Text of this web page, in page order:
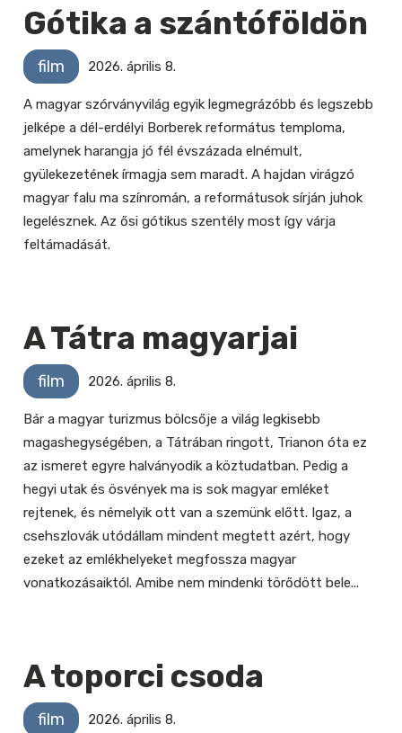
Gótika a szántóföldön
film 2026. április 8.
A magyar szórványvilág egyik legmegrázóbb és legszebb
jelképe a dél-erdélyi Borberek református temploma,
amelynek harangja jó fél évszázada elnémult,
gyülekezetének írmagja sem maradt. A hajdan virágzó
magyar falu ma színromán, a reformátusok sírján juhok
legelésznek. Az ősi gótikus szentély most így várja
feltámadását.
A Tátra magyarjai
film 2026. április 8.
Bár a magyar turizmus bölcsője a világ legkisebb
magashegységében, a Tátrában ringott, Trianon óta ez
az ismeret egyre halványodik a köztudatban. Pedig a
hegyi utak és ösvények ma is sok magyar emléket
rejtenek, és némelyik ott van a szemünk előtt. Igaz, a
csehszlovák utódállam mindent megtett azért, hogy
ezeket az emlékhelyeket megfossza magyar
vonatkozásaiktól. Amibe nem mindenki törődött bele...
A toporci csoda
film 2026. április 8.